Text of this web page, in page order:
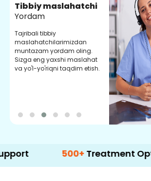
Tibbiy maslahatchi
Yordam
Tajribali tibbiy
maslahatchilarimizdan
muntazam yordam oling.
Sizga eng yaxshi maslahat
va yo'l-yo'riqni taqdim etish.
500+ Treatment Options